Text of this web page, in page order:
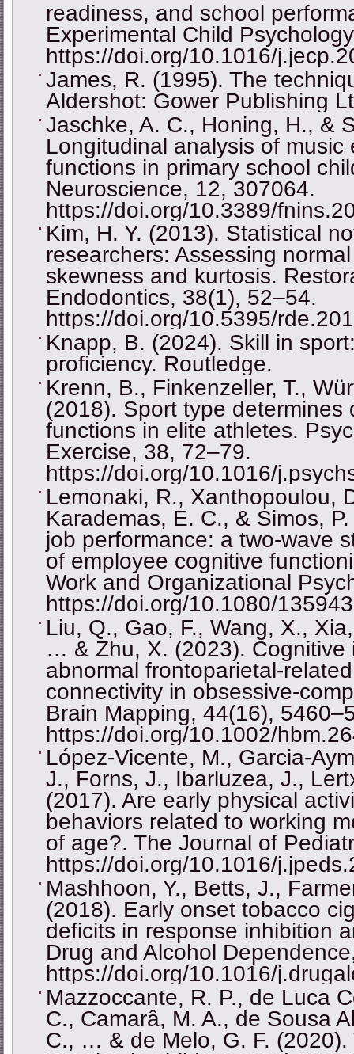
readiness, and school
Experimental Child
https://doi.org/10.1016/
James, R. (1995). The
Aldershot: Gower Publishing
Jaschke, A. C., Honing, H., &
Longitudinal analysis of
functions in primary school
Neuroscience, 12, 307064.
https://doi.org/10.3389/
Kim, H. Y. (2013). Statistical
researchers: Assessing
skewness and kurtosis.
Endodontics, 38(1), 52–54.
https://doi.org/10.5395/
Knapp, B. (2024). Skill in
proficiency. Routledge.
Krenn, B., Finkenzeller, T.,
(2018). Sport type determines
functions in elite athletes.
Exercise, 38, 72–79.
https://doi.org/10.1016/
Lemonaki, R., Xanthopoulou,
Karademas, E. C., & Simos,
job performance: a two-wave
of employee cognitive
Work and Organizational
https://doi.org/10.1080/
Liu, Q., Gao, F., Wang, X.,
… & Zhu, X. (2023). Cognitive
abnormal frontoparietal-
connectivity in obsessive-
Brain Mapping, 44(16),
https://doi.org/10.1002/
López-Vicente, M., Garcia-
J., Forns, J., Ibarluzea, J.,
(2017). Are early physical
behaviors related to working
of age?. The Journal of
https://doi.org/10.1016/
Mashhoon, Y., Betts, J.,
(2018). Early onset tobacco
deficits in response inhibition
Drug and Alcohol
https://doi.org/10.1016/
Mazzoccante, R. P., de Luca
C., Camarâ, M. A., de Sousa
C., … & de Melo, G. F.